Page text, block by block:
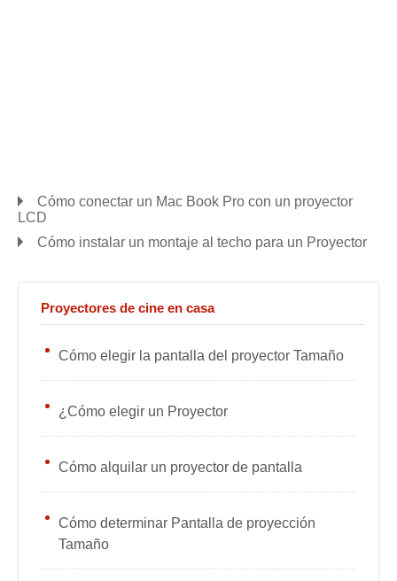
Cómo conectar un Mac Book Pro con un proyector
LCD
Cómo instalar un montaje al techo para un Proyector
Proyectores de cine en casa
Cómo elegir la pantalla del proyector Tamaño
¿Cómo elegir un Proyector
Cómo alquilar un proyector de pantalla
Cómo determinar Pantalla de proyección
Tamaño